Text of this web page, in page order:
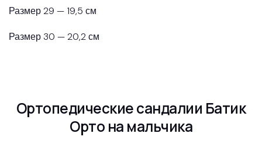
Размер 29 — 19,5 см
Размер 30 — 20,2 см
Ортопедические сандалии Батик
Орто на мальчика